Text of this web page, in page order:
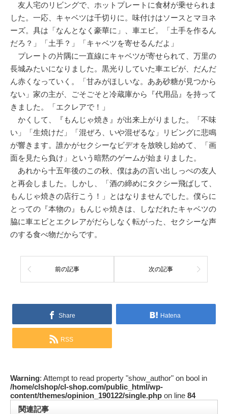
友人宅のリビングで、ホットプレートに食材が乗せられま
した。一応、キャベツは千切りに。味付けはソースとマヨネ
ーズ。具は「なんとなく豪華に」、車エビ。「土手を作るん
だろ？」「土手？」「キャベツを寄せるんだよ」
プレートの片隅に一直線にキャベツが寄せられて、万里の
長城みたいになりました。黒光りしていた車エビが、だんだ
ん赤くなっていく。「甘みがほしいな。ああ砂糖が見つから
ない」家の主が、ごそごそと冷蔵庫から『代用品』を持って
きました。「エクレアで！」
かくして、『もんじゃ焼き』が出来上がりました。「不味
い」「生焼けだ」「混ぜろ、いや混ぜるな」リビングに悲鳴
が響きます。誰かがセクシーなビデオを放映し始めて、「画
面を見たら負け」という暗黙のゲームが始まりました。
あれから十五年後のこの秋、僕はあの言い出しっぺの友人
と再会しました。しかし、「酒の締めにタクシー飛ばして、
もんじゃ焼きの店行こう！」とはなりませんでした。僕らに
とっての『本物の』もんじゃ焼きは、しなだれたキャベツの
脇に車エビとエクレアがだらしなく転がった、セクシーな声
のする食べ物だからです。
前の記事 次の記事
Share Hatena
RSS
Warning: Attempt to read property "show_author" on bool in
/home/clshop/cl-shop.com/public_html/wp-
content/themes/opinion_190122/single.php on line 84
関連記事